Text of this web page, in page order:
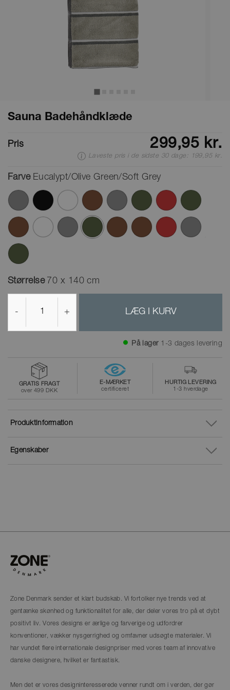
Sauna Badehåndklæde
Pris 299,95 kr.
Laveste pris i de sidste 30 dage: 199,95 kr.
Farve Eucalypt/Olive Green/Soft Grey
valgte
Størrelse 70 x 140 cm
- + LÆG I KURV
På lager 1-3 dages levering
GRATIS FRAGT
over 499 DKK
E-MÆRKET
certificeret
HURTIG LEVERING
1-3 hverdage
Egenskaber
Produktinformation
Zone Denmark sender et klart budskab. Vi fortolker nye trends ved at
gentænke skønhed og funktionalitet for alle, der deler vores tro på et dybt
positivt liv. Vores designs er ærlige og farverige og udfordrer
konventioner, vækker nysgerrighed og omfavner udsøgte materialer. Vi
har vundet flere internationale designpriser med vores team af innovative
danske designere, hvilket er fantastisk.
Men det er vores designinteresserede venner rundt om i verden, der gør